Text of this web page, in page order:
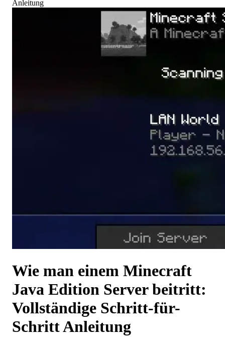
Anleitung
Wie man einem Minecraft
Java Edition Server beitritt:
Vollständige Schritt-für-
Schritt Anleitung